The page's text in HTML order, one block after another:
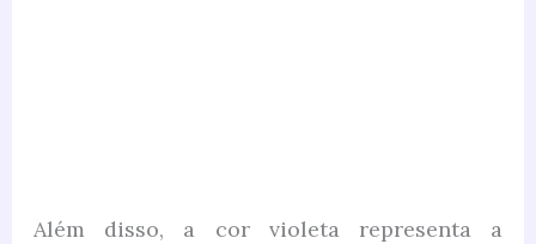
Além disso, a cor violeta representa a